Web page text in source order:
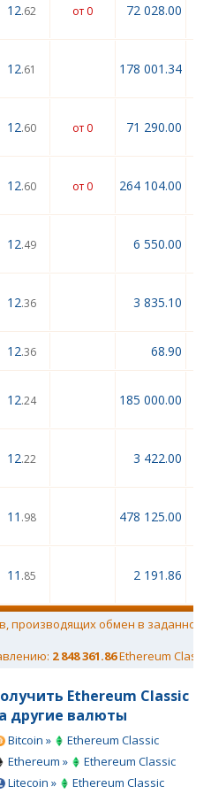
12.62 от 0 72 028.00
12.61 178 001.34
12.60 от 0 71 290.00
12.60 от 0 264 104.00
12.49 6 550.00
12.36 3 835.10
12.36
68.90
12.24 185 000.00
12.22 3 422.00
11 .98 478 125.00
11 .85 2 191.86
производящих обмен в заданном
2 848 361.86Ethereum Classic
Ethereum Classic
другие валюты
Bitcoin »
Ethereum Classic
Ethereum »
Ethereum Classic
Litecoin »
Ethereum Classic